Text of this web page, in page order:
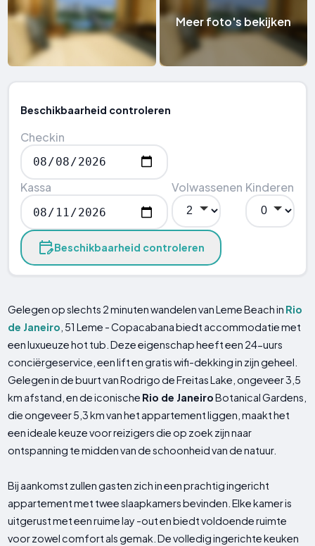
Meer foto's bekijken
Beschikbaarheid controleren
Checkin
Kassa Volwassenen Kinderen
Beschikbaarheid controleren
Gelegen op slechts 2 minuten wandelen van Leme Beach in Rio
de Janeiro , 51 Leme - Copacabana biedt accommodatie met
een luxueuze hot tub. Deze eigenschap heeft een 24-uurs
conciërgeservice, een lift en gratis wifi-dekking in zijn geheel.
Gelegen in de buurt van Rodrigo de Freitas Lake, ongeveer 3,5
km afstand, en de iconische Rio de JaneiroBotanical Gardens,
die ongeveer 5,3 km van het appartement liggen, maakt het
een ideale keuze voor reizigers die op zoek zijn naar
ontspanning te midden van de schoonheid van de natuur.
Bij aankomst zullen gasten zich in een prachtig ingericht
appartement met twee slaapkamers bevinden. Elke kamer is
uitgerust met een ruime lay -out en biedt voldoende ruimte
voor zowel comfort als gemak. De volledig ingerichte keuken